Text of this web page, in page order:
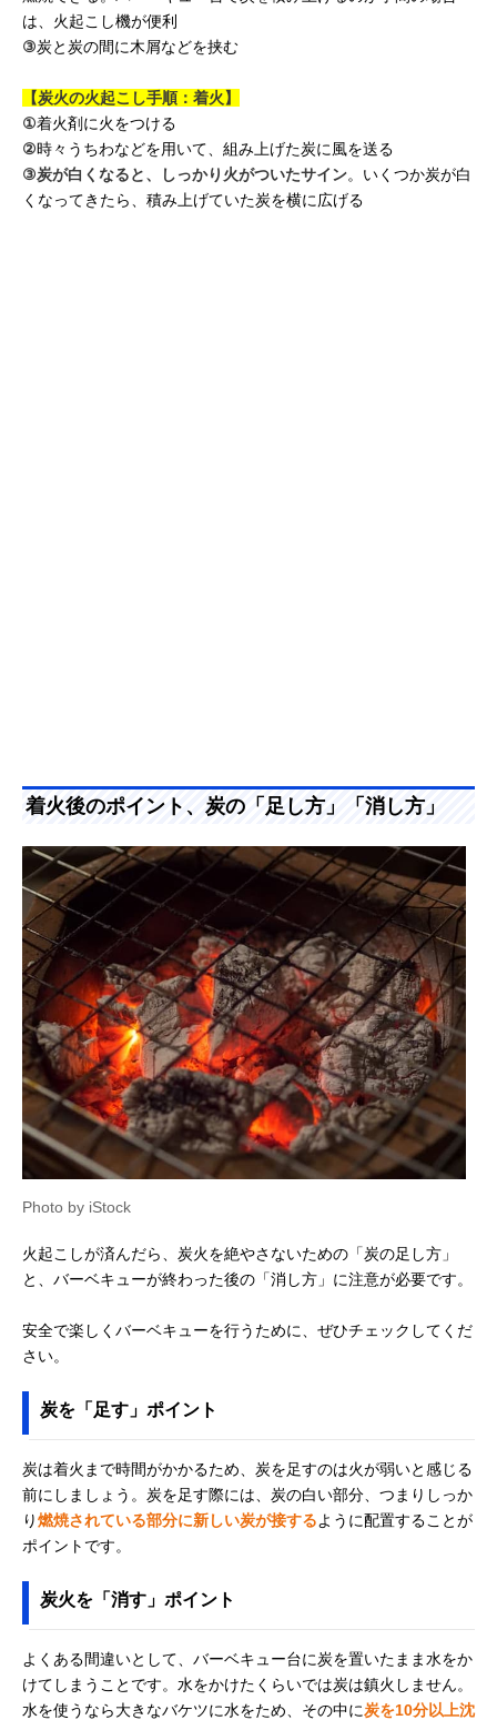
は、火起こし機が便利
③炭と炭の間に木屑などを挟む
【炭火の火起こし手順：着火】
①着火剤に火をつける
②時々うちわなどを用いて、組み上げた炭に風を送る
③炭が白くなると、しっかり火がついたサイン。いくつか炭が白
くなってきたら、積み上げていた炭を横に広げる
着火後のポイント、炭の「足し方」「消し方」
Photo by iStock
火起こしが済んだら、炭火を絶やさないための「炭の足し方」
と、バーベキューが終わった後の「消し方」に注意が必要です。
安全で楽しくバーベキューを行うために、ぜひチェックしてくだ
さい。
炭を「足す」ポイント
炭は着火まで時間がかかるため、炭を足すのは火が弱いと感じる
前にしましょう。炭を足す際には、炭の白い部分、つまりしっか
り燃焼されている部分に新しい炭が接するように配置することが
ポイントです。
炭火を「消す」ポイント
よくある間違いとして、バーベキュー台に炭を置いたまま水をか
けてしまうことです。水をかけたくらいでは炭は鎮火しません。
水を使うなら大きなバケツに水をため、その中に炭を10分以上沈